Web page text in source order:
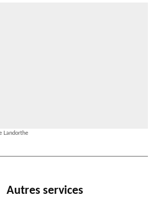
Landorthe
Autres services